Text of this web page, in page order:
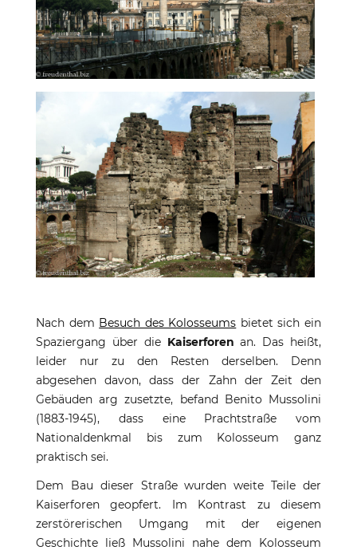
Nach dem Besuch des Kolosseums bietet sich ein
Spaziergang über die Kaiserforen an. Das heißt,
leider nur zu den Resten derselben. Denn
abgesehen davon, dass der Zahn der Zeit den
Gebäuden arg zusetzte, befand Benito Mussolini
(1883-1945), dass eine Prachtstraße vom
Nationaldenkmal bis zum Kolosseum ganz
praktisch sei.
Dem Bau dieser Straße wurden weite Teile der
Kaiserforen geopfert. Im Kontrast zu diesem
zerstörerischen Umgang mit der eigenen
Geschichte ließ Mussolini nahe dem Kolosseum